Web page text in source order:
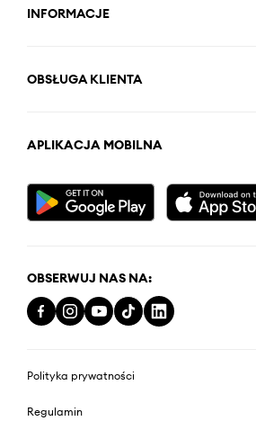
INFORMACJE
OBSŁUGA KLIENTA
APLIKACJA MOBILNA
OBSERWUJ NAS NA:
Polityka prywatności
Regulamin